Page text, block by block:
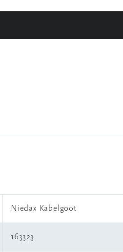
Niedax Kabelgoot
163323